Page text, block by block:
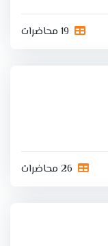
19 محاضرات
26 محاضرات